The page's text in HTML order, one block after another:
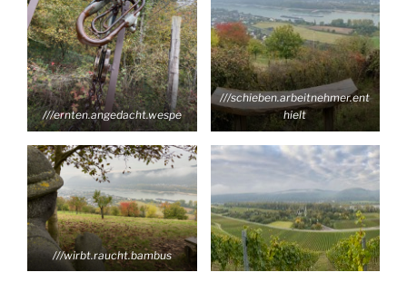
///ernten.angedacht.wespe
///schieben.arbeitnehmer.ent
hielt
///wirbt.raucht.bambus